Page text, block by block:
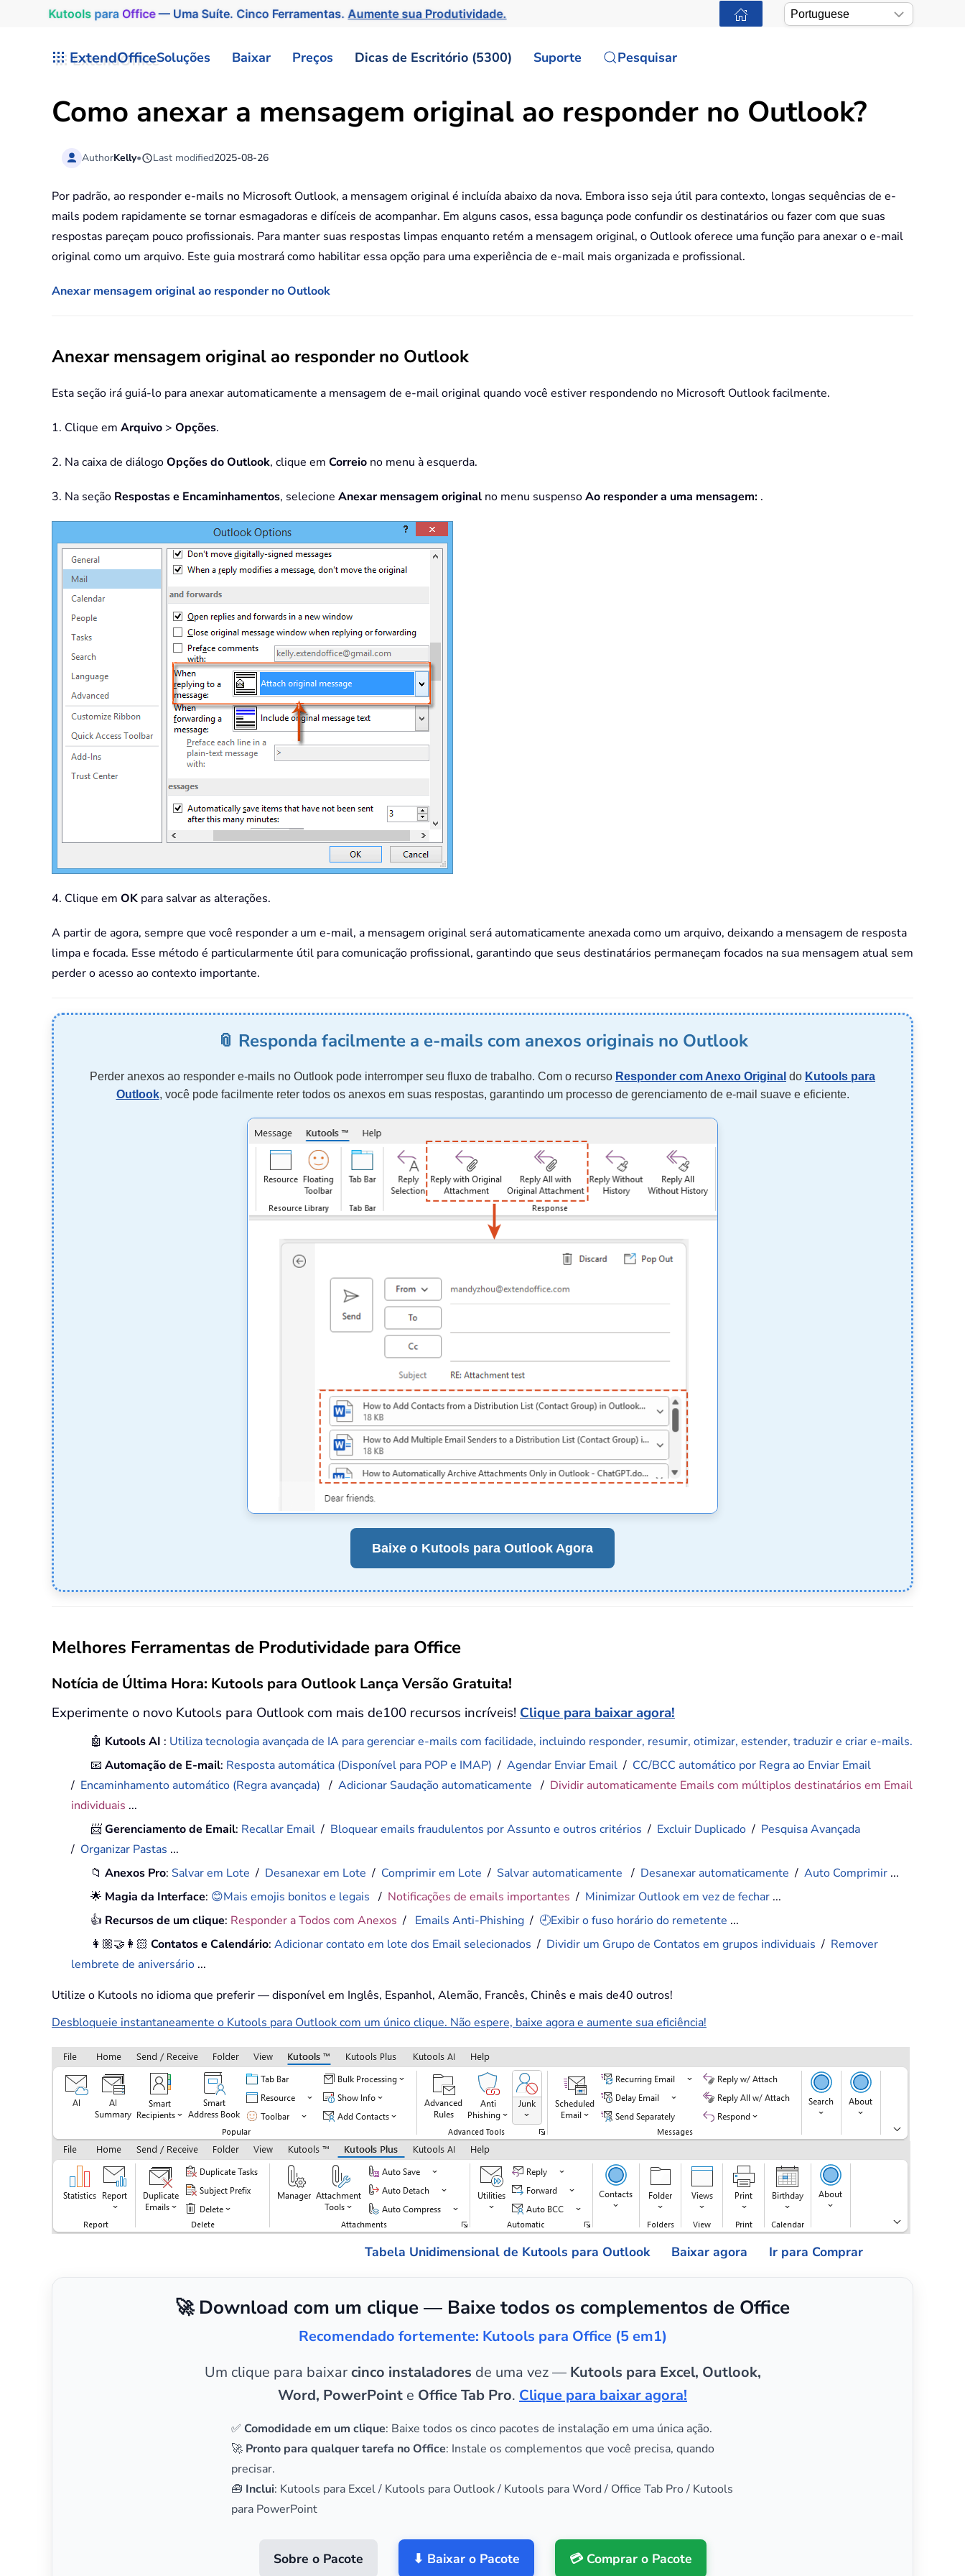
Kutools para Office— Uma Suíte. Cinco Ferramentas.Aumente sua Produtividade.
ExtendOfficeSoluções Baixar Preços Dicas de Escritório (5300) Suporte Pesquisar
Como anexar a mensagem original ao responder no Outlook?
AuthorKelly• Last modified2025-08-26
Por padrão, ao responder e-mails no Microsoft Outlook, a mensagem original é incluída abaixo da nova. Embora isso seja útil para contexto, longas sequências de e-
mails podem rapidamente se tornar esmagadoras e difíceis de acompanhar. Em alguns casos, essa bagunça pode confundir os destinatários ou fazer com que suas
respostas pareçam pouco profissionais. Para manter suas respostas limpas enquanto retém a mensagem original, o Outlook oferece uma função para anexar o e-mail
original como um arquivo. Este guia mostrará como habilitar essa opção para uma experiência de e-mail mais organizada e profissional.
Anexar mensagem original ao responder no Outlook
Anexar mensagem original ao responder no Outlook
Esta seção irá guiá-lo para anexar automaticamente a mensagem de e-mail original quando você estiver respondendo no Microsoft Outlook facilmente.
1. Clique em Arquivo > Opções.
2. Na caixa de diálogoOpções do Outlook, clique em Correio no menu à esquerda.
3. Na seção Respostas e Encaminhamentos, selecione Anexar mensagem original no menu suspensoAo responder a uma mensagem: .
4. Clique em OK para salvar as alterações.
A partir de agora, sempre que você responder a um e-mail, a mensagem original será automaticamente anexada como um arquivo, deixando a mensagem de resposta
limpa e focada. Esse método é particularmente útil para comunicação profissional, garantindo que seus destinatários permaneçam focados na sua mensagem atual sem
perder o acesso ao contexto importante.
📎 Responda facilmente a e-mails com anexos originais no Outlook
Perder anexos ao responder e-mails no Outlook pode interromper seu fluxo de trabalho. Com o recurso Responder com Anexo Original do Kutools para
Outlook, você pode facilmente reter todos os anexos em suas respostas, garantindo um processo de gerenciamento de e-mail suave e eficiente.
Baixe o Kutools para Outlook Agora
Melhores Ferramentas de Produtividade para Office
Notícia de Última Hora: Kutools para Outlook Lança Versão Gratuita!
Experimente o novo Kutools para Outlook com mais de100 recursos incríveis! Clique para baixar agora!
🤖 Kutools AI : Utiliza tecnologia avançada de IA para gerenciar e-mails com facilidade, incluindo responder, resumir, otimizar, estender, traduzir e criar e-mails.
📧Automação de E-mail: Resposta automática (Disponível para POP e IMAP) /Agendar Enviar Email / CC/BCC automático por Regra ao Enviar Email
/ Encaminhamento automático (Regra avançada) /Adicionar Saudação automaticamente / Dividir automaticamente Emails com múltiplos destinatários em Email
individuais ...
📨Gerenciamento de Email: Recallar Email / Bloquear emails fraudulentos por Assunto e outros critérios / Excluir Duplicado / Pesquisa Avançada
/ Organizar Pastas ...
📁Anexos Pro: Salvar em Lote / Desanexar em Lote / Comprimir em Lote / Salvar automaticamente / Desanexar automaticamente /Auto Comprimir ...
🌟 Magia da Interface: 😊Mais emojis bonitos e legais / Notificações de emails importantes / Minimizar Outlook em vez de fechar ...
👍 Recursos de um clique: Responder a Todos com Anexos / Emails Anti-Phishing / 🕘Exibir o fuso horário do remetente ...
👩🏼‍🤝‍👩🏻Contatos e Calendário:Adicionar contato em lote dos Email selecionados / Dividir um Grupo de Contatos em grupos individuais / Remover
lembrete de aniversário ...
Utilize o Kutools no idioma que preferir — disponível em Inglês, Espanhol, Alemão, Francês, Chinês e mais de40 outros!
Desbloqueie instantaneamente o Kutools para Outlook com um único clique. Não espere, baixe agora e aumente sua eficiência!
Tabela Unidimensional de Kutools para Outlook Baixar agora Ir para Comprar
🚀 Download com um clique — Baixe todos os complementos de Office
Recomendado fortemente: Kutools para Office (5 em1)
Um clique para baixarcinco instaladores de uma vez — Kutools para Excel, Outlook,
Word, PowerPoint e Office Tab Pro. Clique para baixar agora!
✅ Comodidade em um clique: Baixe todos os cinco pacotes de instalação em uma única ação.
🚀 Pronto para qualquer tarefa no Office: Instale os complementos que você precisa, quando
precisar.
🧰 Inclui: Kutools para Excel / Kutools para Outlook / Kutools para Word / Office Tab Pro / Kutools
para PowerPoint
Sobre o Pacote ⬇ Baixar o Pacote 💳 Comprar o Pacote